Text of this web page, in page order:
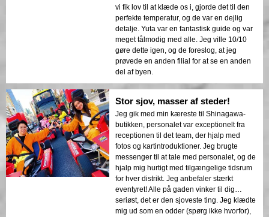
vi fik lov til at klæde os i, gjorde det til den
perfekte temperatur, og de var en dejlig
detalje. Yuta var en fantastisk guide og var
meget tålmodig med alle. Jeg ville 10/10
gøre dette igen, og de foreslog, at jeg
prøvede en anden filial for at se en anden
del af byen.
Stor sjov, masser af steder!
Jeg gik med min kæreste til Shinagawa-
butikken, personalet var exceptionelt fra
receptionen til det team, der hjalp med
fotos og kartintroduktioner. Jeg brugte
messenger til at tale med personalet, og de
hjalp mig hurtigt med tilgængelige tidsrum
for hver distrikt. Jeg anbefaler stærkt
eventyret! Alle på gaden vinker til dig…
seriøst, det er den sjoveste ting. Jeg klædte
mig ud som en odder (spørg ikke hvorfor),